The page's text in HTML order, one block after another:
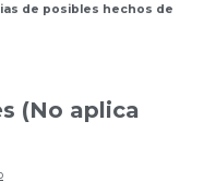
de posibles hechos de
(No aplica